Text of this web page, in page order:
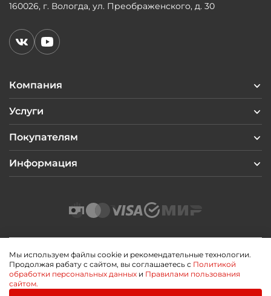
Компания
Услуги
Покупателям
Информация
160026, г. Вологда, ул. Преображенского, д. 30
2026 © Профиль Центр
Политика конфиденциальности
Мы используем файлы cookie и рекомендательные технологии.
Продолжая рабату с сайтом, вы соглашаетесь с Политикой
обработки персональных данных и Правилами пользования
сайтом.